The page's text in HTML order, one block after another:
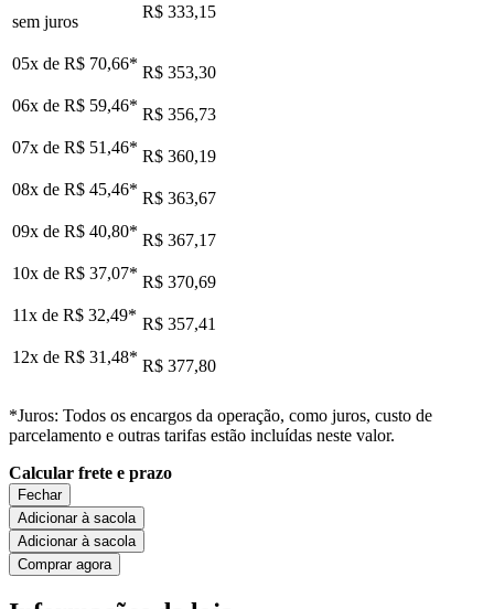
sem juros
R$ 333,15
05x de R$ 70,66* R$ 353,30
06x de R$ 59,46* R$ 356,73
07x de R$ 51,46* R$ 360,19
08x de R$ 45,46* R$ 363,67
09x de R$ 40,80* R$ 367,17
10x de R$ 37,07* R$ 370,69
11x de R$ 32,49* R$ 357,41
12x de R$ 31,48* R$ 377,80
*Juros: Todos os encargos da operação, como juros, custo de
parcelamento e outras tarifas estão incluídas neste valor.
Calcular frete e prazo
Fechar
Adicionar à sacola
Adicionar à sacola
Comprar agora